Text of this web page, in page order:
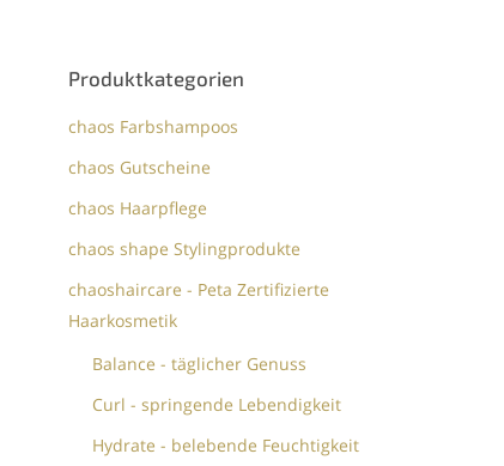
Produktkategorien
chaos Farbshampoos
chaos Gutscheine
chaos Haarpflege
chaos shape Stylingprodukte
chaoshaircare - Peta Zertifizierte
Haarkosmetik
Balance - täglicher Genuss
Curl - springende Lebendigkeit
Hydrate - belebende Feuchtigkeit